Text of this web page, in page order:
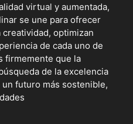
virtual y aumentada,
se une para ofrecer
optimizan
de cada uno de
firmemente que la
de la excelencia
futuro más sostenible,